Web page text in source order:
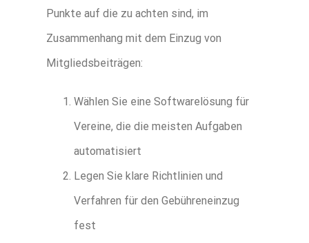
Punkte auf die zu achten sind, im
Zusammenhang mit dem Einzug von
Mitgliedsbeiträgen:
Wählen Sie eine Softwarelösung für
Vereine, die die meisten Aufgaben
automatisiert
Legen Sie klare Richtlinien und
Verfahren für den Gebühreneinzug
fest